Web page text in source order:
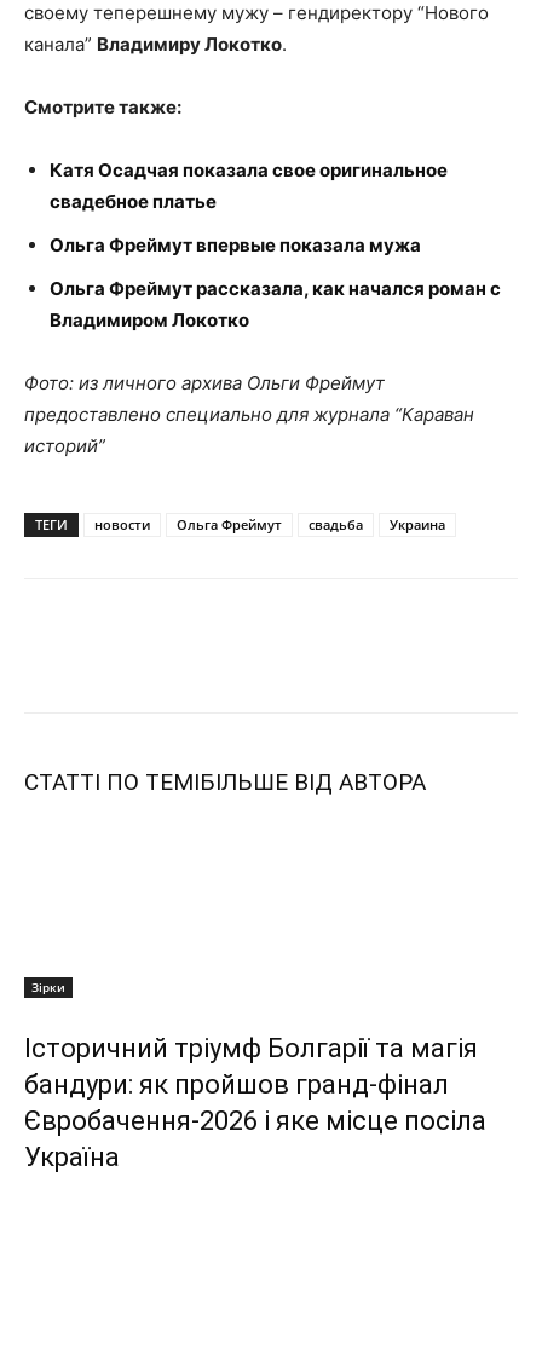
своему теперешнему мужу – гендиректору “Нового
канала” Владимиру Локотко.
Смотрите также:
Катя Осадчая показала свое оригинальное
свадебное платье
Ольга Фреймут впервые показала мужа
Ольга Фреймут рассказала, как начался роман с
Владимиром Локотко
Фото: из личного архива Ольги Фреймут
предоставлено специально для журнала “Караван
историй”
ТЕГИ новости Ольга Фреймут свадьба Украина
СТАТТІ ПО ТЕМІБІЛЬШЕ ВІД АВТОРА
Зірки
Історичний тріумф Болгарії та магія
бандури: як пройшов гранд-фінал
Євробачення-2026 і яке місце посіла
Україна